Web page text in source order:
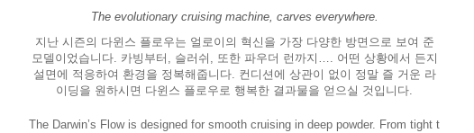
The evolutionary cruising machine, carves everywhere.
지난 시즌의 다윈스 플로우는 얼로이의 혁신을 가장 다양한 방면으로 보여 준
모델이었습니다. 카빙부터, 슬러쉬, 또한 파우더 런까지…. 어떤 상황에서 든지
설면에 적응하여 환경을 정복해줍니다. 컨디션에 상관이 없이 정말 즐 거운 라
이딩을 원하시면 다윈스 플로우로 행복한 결과물을 얻으실 것입니다.
The Darwin’s Flow is designed for smooth cruising in deep powder. From tight t